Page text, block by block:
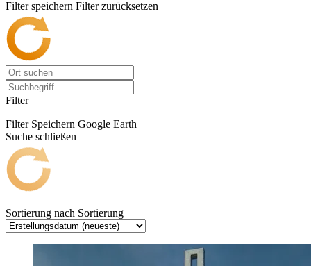
Filter speichern Filter zurücksetzen
Filter
Filter Speichern Google Earth
Suche schließen
Sortierung nach Sortierung